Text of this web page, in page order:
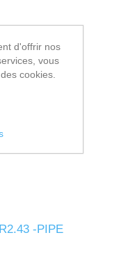
-PIPE
d'offrir nos
vous
cookies.